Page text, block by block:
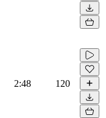
2:48 120